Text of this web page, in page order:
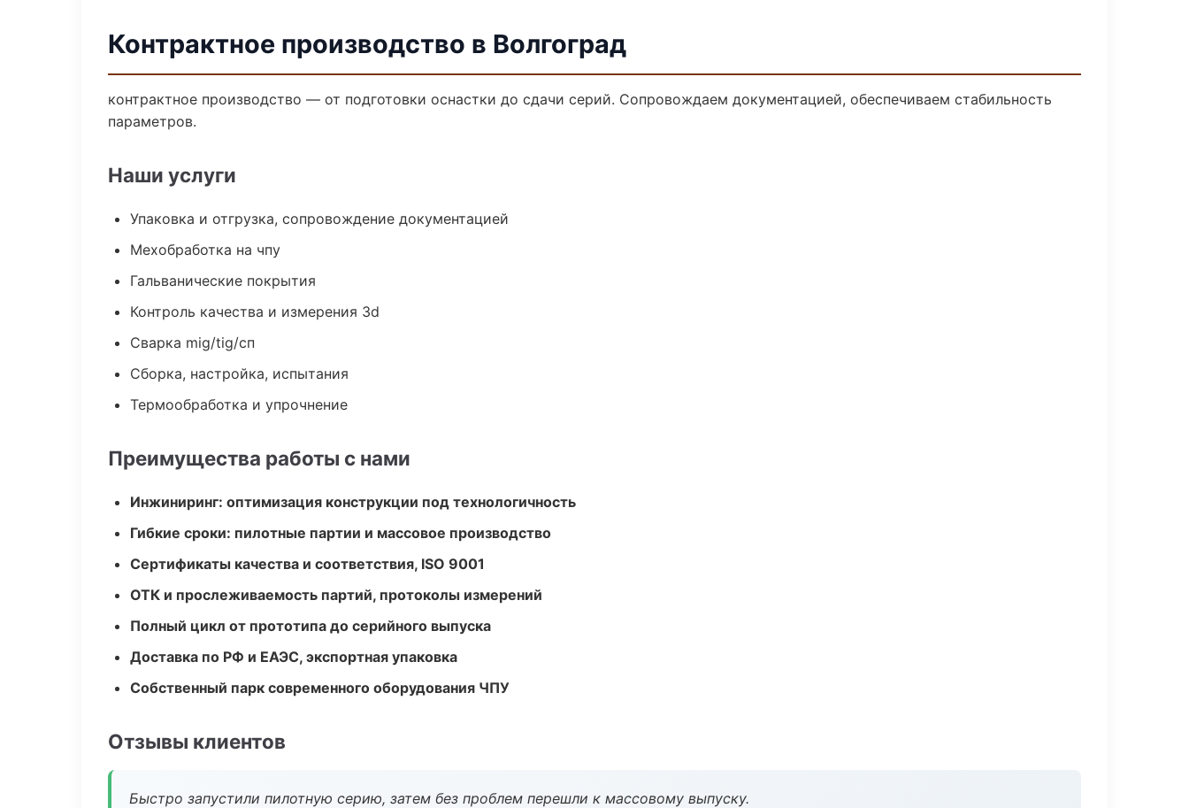
Контрактное производство в Волгоград
контрактное производство — от подготовки оснастки до сдачи серий. Сопровождаем документацией, обеспечиваем стабильность
параметров.
Наши услуги
Упаковка и отгрузка, сопровождение документацией
Мехобработка на чпу
Гальванические покрытия
Контроль качества и измерения 3d
Сварка mig/tig/сп
Сборка, настройка, испытания
Термообработка и упрочнение
Преимущества работы с нами
Инжиниринг: оптимизация конструкции под технологичность
Гибкие сроки: пилотные партии и массовое производство
Сертификаты качества и соответствия, ISO 9001
ОТК и прослеживаемость партий, протоколы измерений
Полный цикл от прототипа до серийного выпуска
Доставка по РФ и ЕАЭС, экспортная упаковка
Собственный парк современного оборудования ЧПУ
Отзывы клиентов
Быстро запустили пилотную серию, затем без проблем перешли к массовому выпуску.